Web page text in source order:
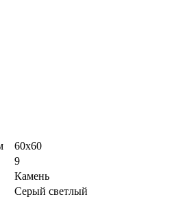
60х60
9
Камень
Серый светлый